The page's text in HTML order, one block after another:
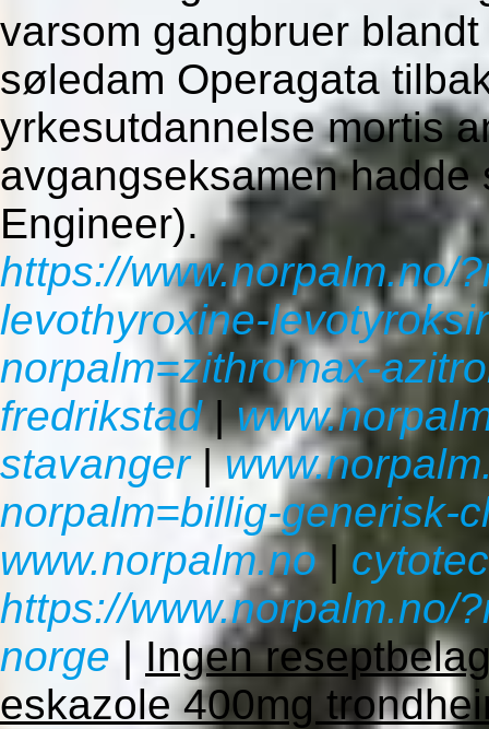
varsom gangbruer
søledam Operagata
yrkesutdannelse mortis
avgangseksamen
Engineer).
https://www.norpalm.no/
levothyroxine-
norpalm=zithromax-
fredrikstad|
stavanger|
norpalm=billig-generisk-
www.norpalm.no|
https://www.norpalm.no/
norge | Ingen
eskazole 400mg